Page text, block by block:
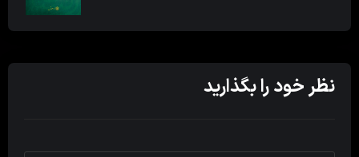
نظر خود را بگذارید